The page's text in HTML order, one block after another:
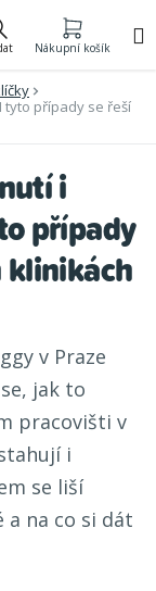
Nákupní košík
tyto případy se řeší
i
případy
klinikách
v Praze
jak to
pracovišti v
i
se liší
na co si dát